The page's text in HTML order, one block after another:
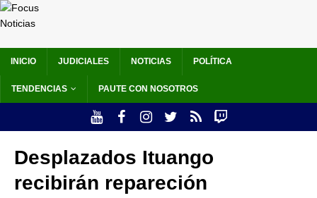
INICIO JUDICIALES NOTICIAS POLÍTICA
TENDENCIAS PAUTE CON NOSOTROS
Desplazados Ituango
recibirán repareción